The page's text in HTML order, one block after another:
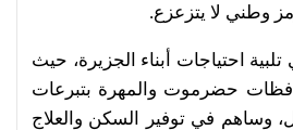
وطني لا يتزعزع.
احتياجات أبناء الجزيرة، حيث
حضرموت والمهرة بتبرعات
ريال، وساهم في توفير السكن والعلاج